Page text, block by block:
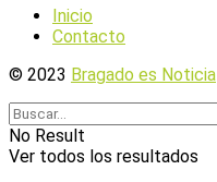
Inicio
Contacto
© 2023 Bragado es Noticia
No Result
Ver todos los resultados